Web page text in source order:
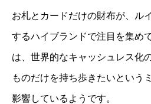
お札とカードだけの財布が、ル
するハイブランドで注目を集め
は、世界的なキャッシュレス化
ものだけを持ち歩きたいという
影響しているようです。